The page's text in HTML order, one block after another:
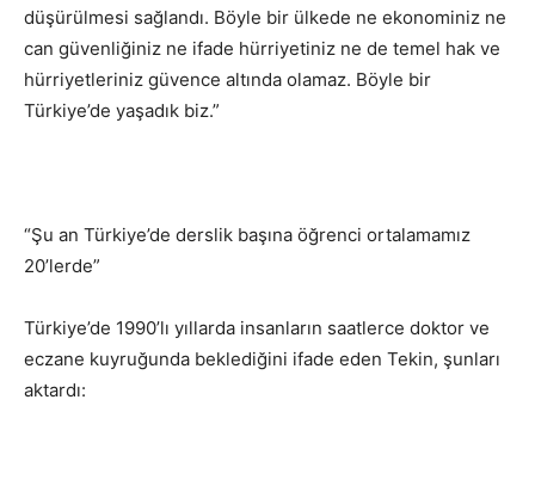
düşürülmesi sağlandı. Böyle bir ülkede ne ekonominiz ne
can güvenliğiniz ne ifade hürriyetiniz ne de temel hak ve
hürriyetleriniz güvence altında olamaz. Böyle bir
Türkiye’de yaşadık biz.”
“Şu an Türkiye’de derslik başına öğrenci ortalamamız
20’lerde”
Türkiye’de 1990’lı yıllarda insanların saatlerce doktor ve
eczane kuyruğunda beklediğini ifade eden Tekin, şunları
aktardı: